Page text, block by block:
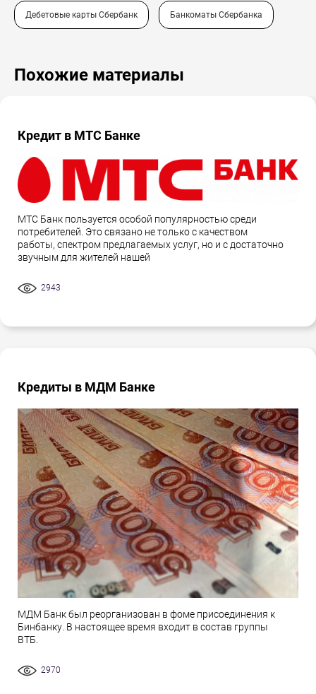
Дебетовые карты Сбербанк Банкоматы Сбербанка
Похожие материалы
Кредит в МТС Банке
МТС Банк пользуется особой популярностью среди
потребителей. Это связано не только с качеством
работы, спектром предлагаемых услуг, но и с достаточно
звучным для жителей нашей
2943
Кредиты в МДМ Банке
МДМ Банк был реорганизован в фоме присоединения к
Бинбанку. В настоящее время входит в состав группы
ВТБ.
2970